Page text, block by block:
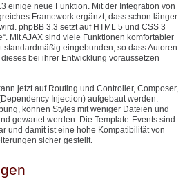
einige neue Funktion. Mit der Integration von
Framework ergänzt, dass schon länger
phpBB 3.3 setzt auf HTML 5 und CSS 3
Mit AJAX sind viele Funktionen komfortabler
standardmäßig eingebunden, so dass Autoren
bei ihrer Entwicklung voraussetzen
jetzt auf Routing und Controller, Composer,
Injection) aufgebaut werden.
können Styles mit weniger Dateien und
gewartet werden. Die Template-Events sind
und damit ist eine hohe Kompatibilität von
sicher gestellt.